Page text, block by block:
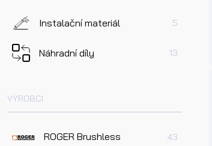
Instalační materiál 5
Náhradní díly 13
VÝROBCI
ROGER Brushless 43